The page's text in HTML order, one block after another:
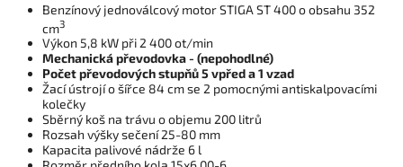
Benzínový jednoválcový motor STIGA ST 400 o obsahu 352
cm3
Výkon 5,8 kW při 2 400 ot/min
Mechanická převodovka - (nepohodlné)
Počet převodových stupňů 5 vpřed a 1 vzad
Žací ústrojí o šířce 84 cm se 2 pomocnými antiskalpovacími
kolečky
Sběrný koš na trávu o objemu 200 litrů
Rozsah výšky sečení 25-80 mm
Kapacita palivové nádrže 6 l